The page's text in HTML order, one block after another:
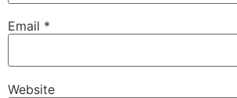
Email *
Website